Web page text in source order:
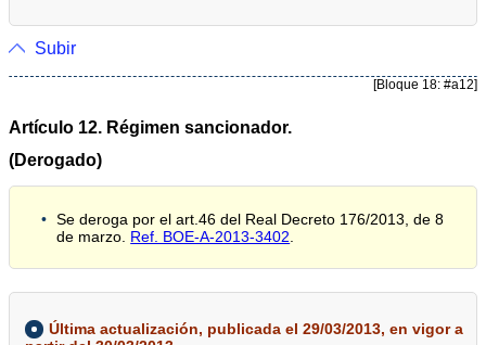
Subir
[Bloque 18: #a12]
Artículo 12. Régimen sancionador.
(Derogado)
Se deroga por el art.46 del Real Decreto 176/2013, de 8
de marzo. Ref. BOE-A-2013-3402
Última actualización, publicada el 29/03/2013, en vigor a